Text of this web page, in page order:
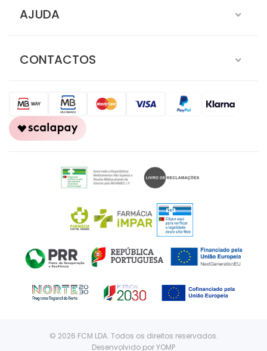
AJUDA
CONTACTOS
© 2026 FCM LDA. Todos os direitos reservados.
Desenvolvido porYOMP